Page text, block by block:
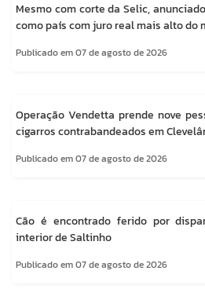
Mesmo com corte da Selic,
como país com juro real mais alto do
Publicado em 07 de agosto de 2026
Operação Vendetta prende nove
cigarros contrabandeados em
Publicado em 07 de agosto de 2026
Cão é encontrado ferido por
interior de Saltinho
Publicado em 07 de agosto de 2026